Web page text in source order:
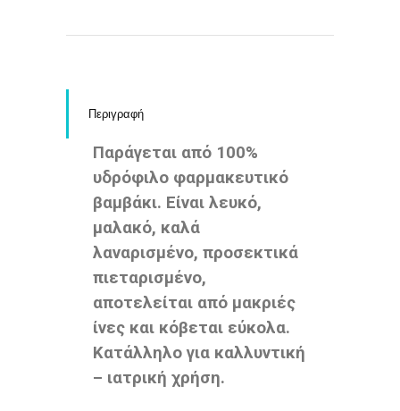
Περιγραφή
Παράγεται από 100%
υδρόφιλο φαρμακευτικό
βαμβάκι. Είναι λευκό,
μαλακό, καλά
λαναρισμένο, προσεκτικά
πιεταρισμένο,
αποτελείται από μακριές
ίνες και κόβεται εύκολα.
Κατάλληλο για καλλυντική
– ιατρική χρήση.